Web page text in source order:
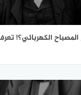
الكهربائي؟!